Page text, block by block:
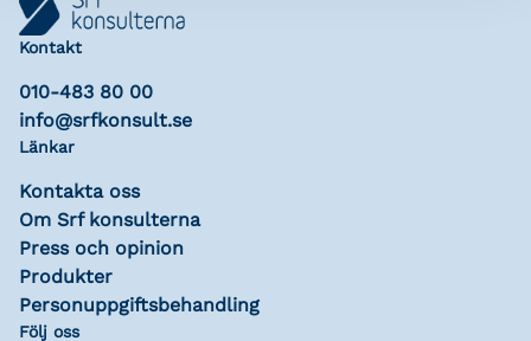
Kontakt
010-483 80 00
info@srfkonsult.se
Länkar
Kontakta oss
Om Srf konsulterna
Press och opinion
Produkter
Personuppgiftsbehandling
Följ oss